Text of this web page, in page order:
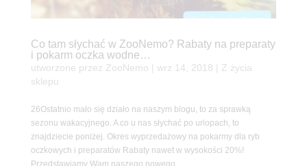
Co tam słychać w ZooNemo? Rabaty na preparaty
i pokarm oczka wodne…
utworzone przez ZooNemo wrz 14, 2018
Z życia
sklepu
26Ostatnio mało się działo na naszym blogu, to za sprawką
sezonu wakacyjnego. A co u nas słychać po urlopach, to
znajdziecie poniżej. Okres wyprzedażowy na pokarmy dla ryb
oczkowych i preparatów Rabaty nawet w wysokości 20%!